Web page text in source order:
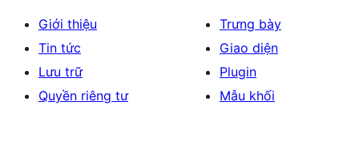
Giới thiệu
Tin tức
Lưu trữ
Quyền riêng tư
Trưng bày
Giao diện
Plugin
Mẫu khối